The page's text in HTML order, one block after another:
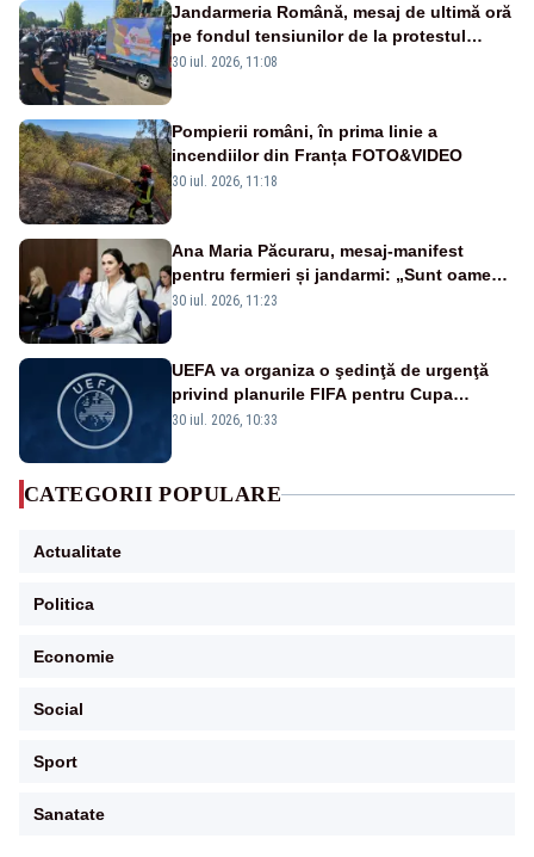
Jandarmeria Română, mesaj de ultimă oră
pe fondul tensiunilor de la protestul
masiv al fermierilor - VIDEO
30 iul. 2026, 11:08
Pompierii români, în prima linie a
incendiilor din Franța FOTO&VIDEO
30 iul. 2026, 11:18
Ana Maria Păcuraru, mesaj-manifest
pentru fermieri și jandarmi: „Sunt oameni
disperați, nu sunt răufăcători”
30 iul. 2026, 11:23
UEFA va organiza o şedinţă de urgenţă
privind planurile FIFA pentru Cupa
Mondială
30 iul. 2026, 10:33
CATEGORII POPULARE
Actualitate
Politica
Economie
Social
Sport
Sanatate